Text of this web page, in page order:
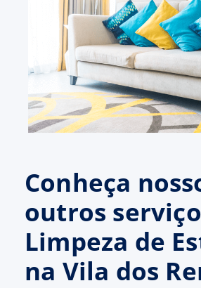
Conheça
outros
Limpeza de
na Vila dos